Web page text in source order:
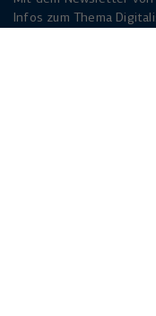
Infos zum Thema